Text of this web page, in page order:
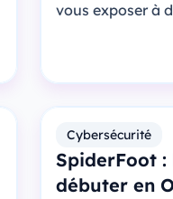
vous exposer à
Cybersécurité
SpiderFoot
débuter en